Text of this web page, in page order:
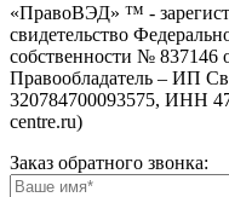
«ПравоВЭД» ™ -
свидетельство
собственности № 837146
Правообладатель – ИП
320784700093575, ИНН
centre.ru)
Заказ обратного звонка: